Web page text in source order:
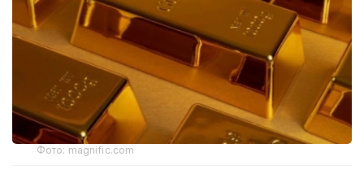
Фото: magnific.com